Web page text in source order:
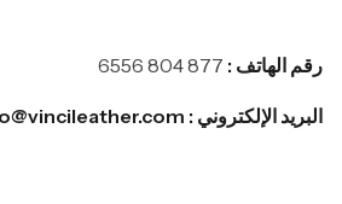
رقم الهاتف :
البريد الإلكتروني : info@vincileather.com